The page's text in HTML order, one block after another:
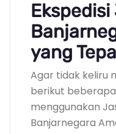
yang
Agar tidak keliru
berikut
menggunakan
Banjarnegara